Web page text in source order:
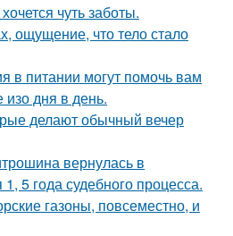
чуть заботы.
ощущение, что тело стало
в питании могут помочь вам
изо дня в день.
делают обычный вечер
вернулась в
5 года судебного процесса.
газоны, повсеместно, и